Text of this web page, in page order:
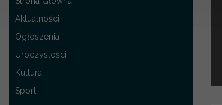
Aktualności
Ogłoszenia
Uroczystości
Kultura
Sport